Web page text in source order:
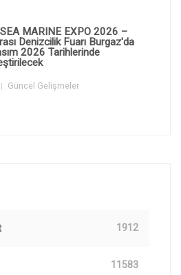
MARINE EXPO 2026 –
Denizcilik Fuarı Burgaz'da
2026 Tarihlerinde
Güncel Gelişmeler
1912
11583